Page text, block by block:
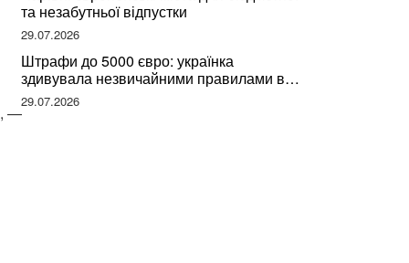
—
та незабутньої відпустки
29.07.2026
Штрафи до 5000 євро: українка
здивувала незвичайними правилами в
Німеччині та поділилася правдою
29.07.2026